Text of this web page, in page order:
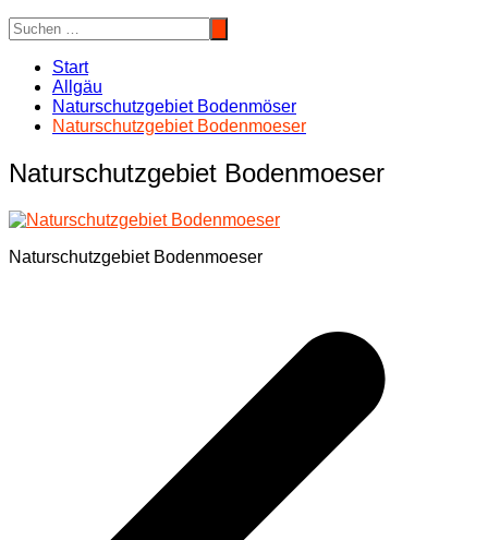
Start
Allgäu
Naturschutzgebiet Bodenmöser
Naturschutzgebiet Bodenmoeser
Naturschutzgebiet Bodenmoeser
Naturschutzgebiet Bodenmoeser